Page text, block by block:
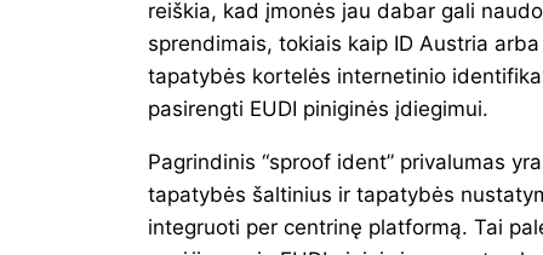
reiškia, kad įmonės jau dabar gali
sprendimais, tokiais kaip ID Austria
tapatybės kortelės internetinio
pasirengti EUDI piniginės įdiegimui.
Pagrindinis “sproof ident” privalumas
tapatybės šaltinius ir tapatybės
integruoti per centrinę platformą. Tai